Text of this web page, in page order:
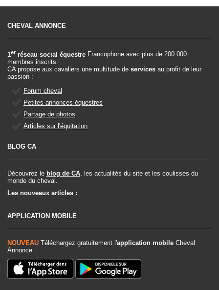
CHEVAL ANNONCE
1er réseau social équestre Francophone avec plus de 200.000
membres inscrits.
CA propose aux cavaliers une multitude de services au profit de leur
passion :
Forum cheval
Petites annonces équestres
Partage de photos
Articles sur l'équitation
BLOG CA
Découvrez le blog de CA , les actualités du site et les coulisses du
monde du cheval.
Les nouveaux articles :
APPLICATION MOBILE
NOUVEAU Téléchargez gratuitement l'application mobile Cheval
Annonce :